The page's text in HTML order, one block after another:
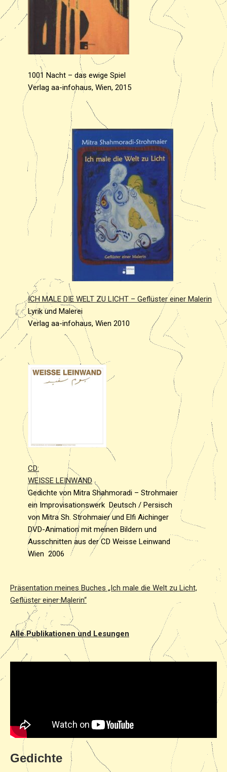
1001 Nacht – das ewige Spiel
Verlag aa-infohaus, Wien, 2015
ICH MALE DIE WELT ZU LICHT – Geflüster einer Malerin
Lyrik und Malerei
Verlag aa-infohaus, Wien 2010
CD:
WEISSE LEINWAND
Gedichte von Mitra Shahmoradi – Strohmaier
ein Improvisationswerk Deutsch / Persisch
von Mitra Sh. Strohmaier und Elfi Aichinger
DVD-Animation mit meinen Bildern und
Ausschnitten aus der CD Weisse Leinwand
Wien 2006
Präsentation meines Buches „Ich male die Welt zu Licht,
Geflüster einer Malerin“
Alle Publikationen und Lesungen
Gedichte